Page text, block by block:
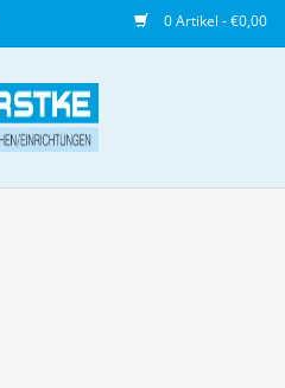
0 Artikel - €0,00